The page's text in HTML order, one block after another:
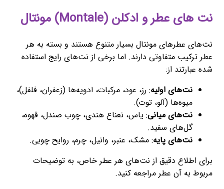
نت های عطر و ادکلن (Montale) مونتال
نت‌های عطرهای مونتال بسیار متنوع هستند و بسته به هر
عطر ترکیب متفاوتی دارند. اما برخی از نت‌های رایج استفاده
شده عبارتند از:
نت‌های اولیه: رز، عود، مرکبات، ادویه‌ها (زعفران، فلفل)،
میوه‌ها (آلو، توت).
نت‌های میانی: یاس، نعناع هندی، چوب صندل، قهوه،
گل‌های سفید.
نت‌های پایه: مشک، عنبر، وانیل، چرم، روایح چوبی.
برای اطلاع دقیق از نت‌های هر عطر خاص، به توضیحات
مربوط به آن عطر مراجعه کنید.